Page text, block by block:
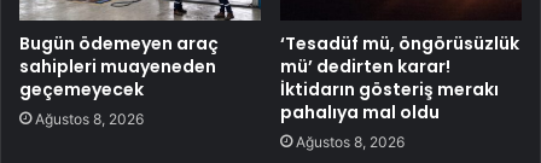
Bugün ödemeyen araç
sahipleri muayeneden
geçemeyecek
Ağustos 8, 2026
‘Tesadüf mü, öngörüsüzlük
mü’ dedirten karar!
İktidarın gösteriş merakı
pahalıya mal oldu
Ağustos 8, 2026